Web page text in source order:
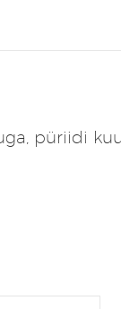
püriidi